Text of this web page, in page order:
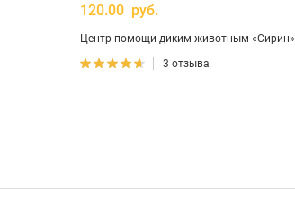
120.00 руб.
Центр помощи диким животным «Сирин»
3 отзыва